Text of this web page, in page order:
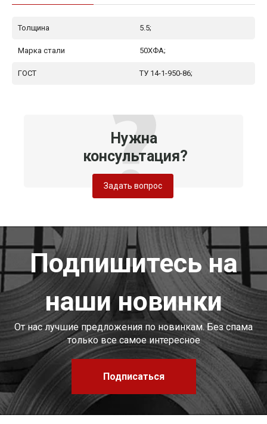
Толщина 5.5;
Марка стали 50ХФА;
ГОСТ ТУ 14-1-950-86;
Нужна
консультация?
Задать вопрос
Подпишитесь на
наши новинки
От нас лучшие предложения по новинкам. Без спама
только все самое интересное
Подписаться